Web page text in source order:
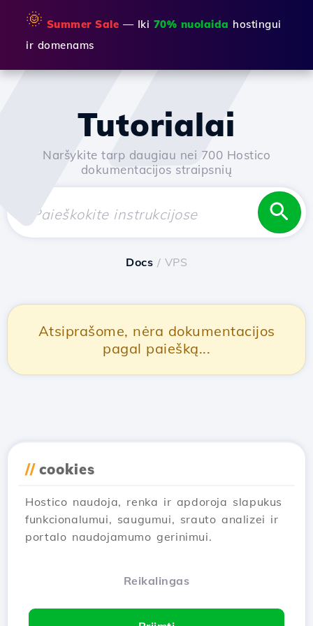
🌞 Summer Sale — Iki 70% nuolaida hostingui
ir domenams
Tutorialai
Naršykite tarp daugiau nei 700 Hostico
dokumentacijos straipsnių
Docs / VPS
Atsiprašome, nėra dokumentacijos
pagal paiešką...
// cookies
Hostico naudoja, renka ir apdoroja slapukus
funkcionalumui, saugumui, srauto analizei ir
portalo naudojamumo gerinimui.
Reikalingas